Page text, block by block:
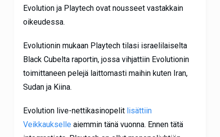
Evolution ja Playtech ovat nousseet vastakkain
oikeudessa.
Evolutionin mukaan Playtech tilasi israelilaiselta
Black Cubelta raportin, jossa vihjattiin Evolutionin
toimittaneen pelejä laittomasti maihin kuten Iran,
Sudan ja Kiina.
Evolution live-nettikasinopelit lisättiin
Veikkaukselle aiemmin tänä vuonna. Ennen tätä